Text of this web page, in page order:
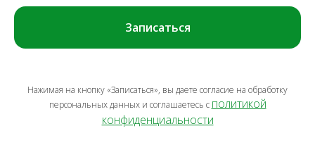
Записаться
Нажимая на кнопку «Записаться», вы даете согласие на обработку
персональных данных и соглашаетесь c политикой
конфиденциальности